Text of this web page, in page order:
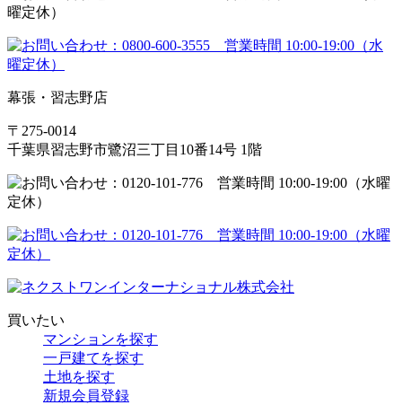
幕張・習志野店
〒275-0014
千葉県習志野市鷺沼三丁目10番14号 1階
買いたい
マンションを探す
一戸建てを探す
土地を探す
新規会員登録